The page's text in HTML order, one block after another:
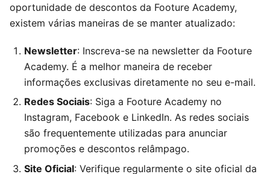
oportunidade de descontos da Footure Academy,
existem várias maneiras de se manter atualizado:
Newsletter: Inscreva-se na newsletter da Footure
Academy. É a melhor maneira de receber
informações exclusivas diretamente no seu e-mail.
Redes Sociais: Siga a Footure Academy no
Instagram, Facebook e LinkedIn. As redes sociais
são frequentemente utilizadas para anunciar
promoções e descontos relâmpago.
Site Oficial: Verifique regularmente o site oficial da